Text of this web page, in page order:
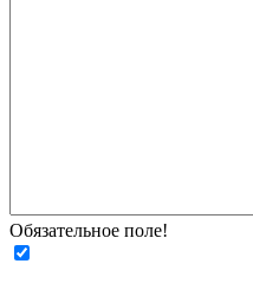
Обязательное поле!